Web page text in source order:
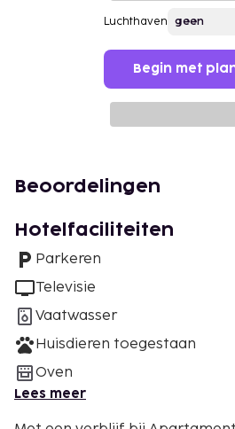
Luchthaven
Begin met
Beoordelingen
Hotelfaciliteiten
Parkeren
Televisie
Vaatwasser
Huisdieren toegestaan
Oven
Lees meer